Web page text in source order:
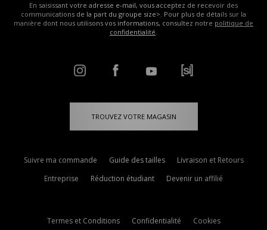
En saisissant votre adresse e-mail, vous acceptez de recevoir des
communications de la part du groupe size>. Pour plus de détails sur la
manière dont nous utilisons vos informations, consultez notre politique de
confidentialité.
TROUVEZ VOTRE MAGASIN
Suivre ma commande Guide des tailles
Livraison et Retours
Entreprise
Réduction étudiant Devenir un affilié
Termes et Conditions Confidentialité Cookies